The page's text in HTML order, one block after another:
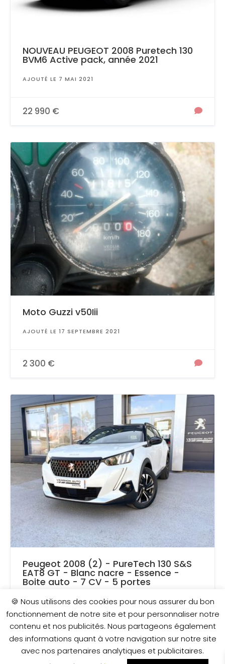
NOUVEAU PEUGEOT 2008 Puretech 130
BVM6 Active pack, année 2021
AJOUTÉ LE 7 MAI 2021
22 990 €
Moto Guzzi v50Iii
AJOUTÉ LE 17 SEPTEMBRE 2021
2 300 €
Peugeot 2008 (2) - PureTech 130 S&S
EAT8 GT - Blanc nacre - Essence -
Boite auto - 7 CV - 5 portes
AJOUTÉ LE 2 JUIN 2021
31 650 €
🍪 Nous utilisons des cookies pour nous assurer du bon
fonctionnement de notre site et pour personnaliser notre
contenu et nos publicités. Nous partageons également
des informations quant à votre navigation sur notre site
avec nos partenaires analytiques et publicitaires.